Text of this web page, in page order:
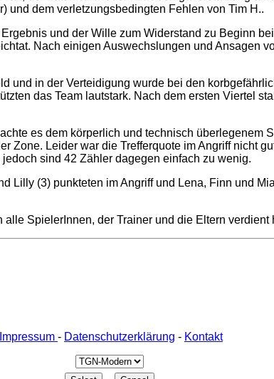
und dem verletzungsbedingten Fehlen von Tim H..
und der Wille zum Widerstand zu Beginn
Nach einigen Auswechslungen und Ansagen
und in der Verteidigung wurde bei den
das Team lautstark. Nach dem ersten Viertel
es dem körperlich und technisch überlegenem
Leider war die Trefferquote im Angriff nicht
sind 42 Zähler dagegen einfach zu wenig.
Lilly (3) punkteten im Angriff und Lena, Finn und
SpielerInnen, der Trainer und die Eltern verdient
Impressum - Datenschutzerklärung - Kontakt